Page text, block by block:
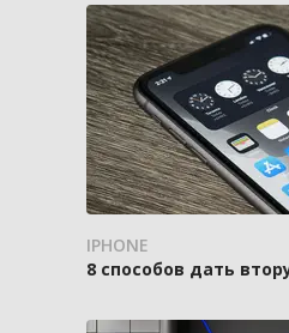
IPHONE
8 способов дать